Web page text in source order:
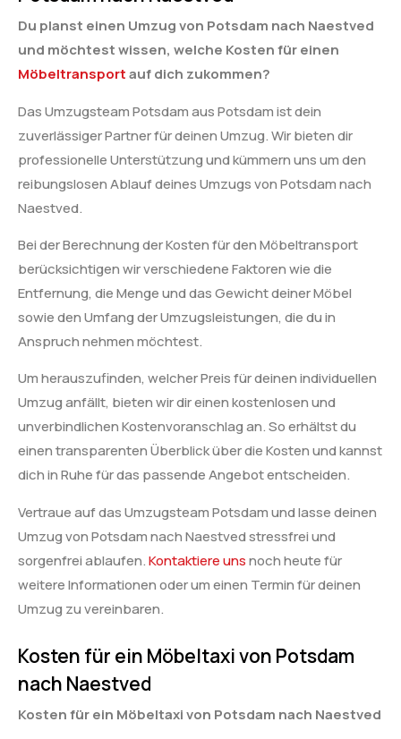
Du planst einen Umzug von Potsdam nach Naestved
und möchtest wissen, welche Kosten für einen
Möbeltransportauf dich zukommen?
Das Umzugsteam Potsdam aus Potsdam ist dein
zuverlässiger Partner für deinen Umzug. Wir bieten dir
professionelle Unterstützung und kümmern uns um den
reibungslosen Ablauf deines Umzugs von Potsdam nach
Naestved.
Bei der Berechnung der Kosten für den Möbeltransport
berücksichtigen wir verschiedene Faktoren wie die
Entfernung, die Menge und das Gewicht deiner Möbel
sowie den Umfang der Umzugsleistungen, die du in
Anspruch nehmen möchtest.
Um herauszufinden, welcher Preis für deinen individuellen
Umzug anfällt, bieten wir dir einen kostenlosen und
unverbindlichen Kostenvoranschlag an. So erhältst du
einen transparenten Überblick über die Kosten und kannst
dich in Ruhe für das passende Angebot entscheiden.
Vertraue auf das Umzugsteam Potsdam und lasse deinen
Umzug von Potsdam nach Naestved stressfrei und
sorgenfrei ablaufen.Kontaktiere unsnoch heute für
weitere Informationen oder um einen Termin für deinen
Umzug zu vereinbaren.
Kosten für ein Möbeltaxi von Potsdam
nach Naestved
Kosten für ein Möbeltaxi von Potsdam nach Naestved